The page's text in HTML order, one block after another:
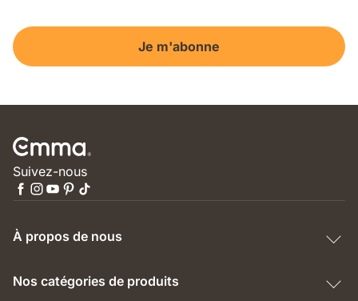
Je m'abonne
Suivez-nous
À propos de nous
Nos catégories de produits